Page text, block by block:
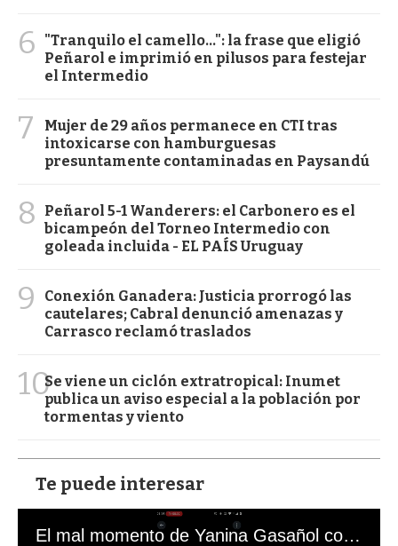
6
"Tranquilo el camello...": la frase que eligió
Peñarol e imprimió en pilusos para festejar
el Intermedio
7
Mujer de 29 años permanece en CTI tras
intoxicarse con hamburguesas
presuntamente contaminadas en Paysandú
8
Peñarol 5-1 Wanderers: el Carbonero es el
bicampeón del Torneo Intermedio con
goleada incluida - EL PAÍS Uruguay
9
Conexión Ganadera: Justicia prorrogó las
cautelares; Cabral denunció amenazas y
Carrasco reclamó traslados
10Se viene un ciclón extratropical: Inumet
publica un aviso especial a la población por
tormentas y viento
Te puede interesar
El mal momento de Yanina Gasañol con un hincha argentino en "Subrayado"